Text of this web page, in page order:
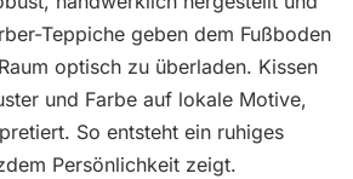
Teppiche geben dem Fußboden
optisch zu überladen. Kissen
und Farbe auf lokale Motive,
So entsteht ein ruhiges
Persönlichkeit zeigt.